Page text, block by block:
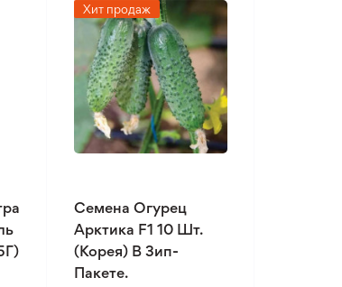
Хит продаж
Семена Огурец
Арктика F1 10 Шт.
(Корея) В Зип-
Пакете.